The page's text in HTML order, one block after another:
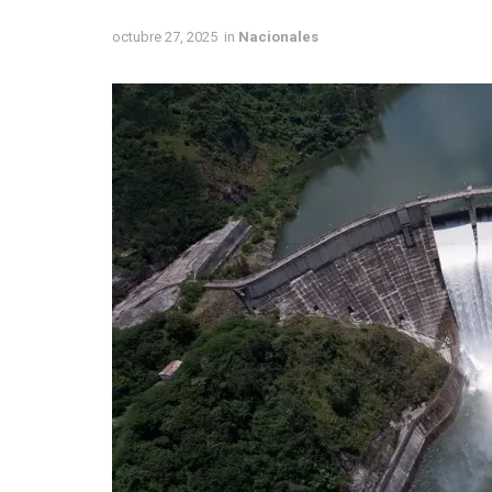
octubre 27, 2025 in Nacionales